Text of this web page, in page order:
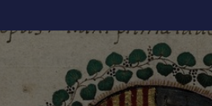
OCCIDENTE
NELL'UMANESIMO
EUROPEO